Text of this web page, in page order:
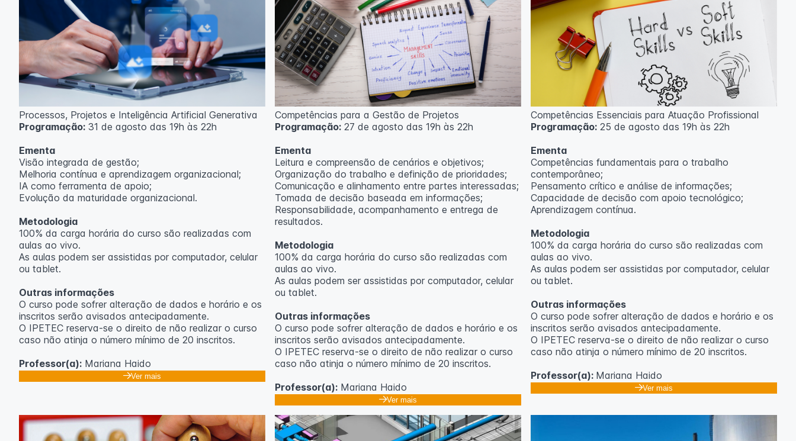
Processos, Projetos e Inteligência Artificial Generativa
Programação: 31 de agosto das 19h às 22h
Ementa
Visão integrada de gestão;
Melhoria contínua e aprendizagem organizacional;
IA como ferramenta de apoio;
Evolução da maturidade organizacional.
Metodologia
100% da carga horária do curso são realizadas com
aulas ao vivo.
As aulas podem ser assistidas por computador, celular
ou tablet.
Outras informações
O curso pode sofrer alteração de dados e horário e os
inscritos serão avisados ​​antecipadamente.
O IPETEC reserva-se o direito de não realizar o curso
caso não atinja o número mínimo de 20 inscritos.
Professor(a): Mariana Haido
Ver mais
Competências para a Gestão de Projetos
Programação:27 de agosto das 19h às 22h
Ementa
Leitura e compreensão de cenários e objetivos;
Organização do trabalho e definição de prioridades;
Comunicação e alinhamento entre partes interessadas;
Tomada de decisão baseada em informações;
Responsabilidade, acompanhamento e entrega de
resultados.
Metodologia
100% da carga horária do curso são realizadas com
aulas ao vivo.
As aulas podem ser assistidas por computador, celular
ou tablet.
Outras informações
O curso pode sofrer alteração de dados e horário e os
inscritos serão avisados ​​antecipadamente.
O IPETEC reserva-se o direito de não realizar o curso
caso não atinja o número mínimo de 20 inscritos.
Professor(a):Mariana Haido
Ver mais
Competências Essenciais para Atuação Profissional
Programação:25 de agosto das 19h às 22h
Ementa
Competências fundamentais para o trabalho
contemporâneo;
Pensamento crítico e análise de informações;
Capacidade de decisão com apoio tecnológico;
Aprendizagem contínua.
Metodologia
100% da carga horária do curso são realizadas com
aulas ao vivo.
As aulas podem ser assistidas por computador, celular
ou tablet.
Outras informações
O curso pode sofrer alteração de dados e horário e os
inscritos serão avisados ​​antecipadamente.
O IPETEC reserva-se o direito de não realizar o curso
caso não atinja o número mínimo de 20 inscritos.
Professor(a): Mariana Haido
Ver mais